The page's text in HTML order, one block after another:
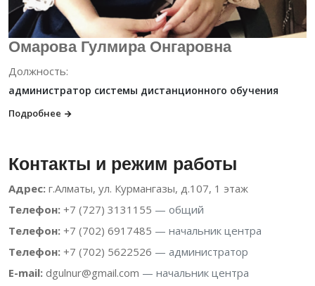
Омарова Гулмира Онгаровна
Должность:
администратор системы дистанционного обучения
Подробнее
Контакты и режим работы
Адрес: г.Алматы, ул. Курмангазы, д.107, 1 этаж
Телефон: +7 (727) 3131155 — общий
Телефон: +7 (702) 6917485 — начальник центра
Телефон: +7 (702) 5622526 — администратор
E-mail: dgulnur@gmail.com — начальник центра